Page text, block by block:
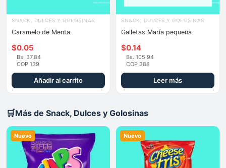
SNACK, DULCES Y GOLOSINAS
Caramelo de Menta
$0.05
Bs. 37,84
COP 139
Añadir al carrito
SNACK, DULCES Y GOLOSINAS
Galletas María pequeña
$0.14
Bs. 105,94
COP 388
Leer más
🛒Más de Snack, Dulces y Golosinas
Nuevo Nuevo